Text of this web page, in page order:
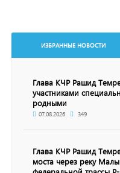
ИЗБРАННЫЕ НОВОСТИ
Глава КЧР Рашид
участниками
родными
07.08.2026 349
Глава КЧР Рашид
моста через реку